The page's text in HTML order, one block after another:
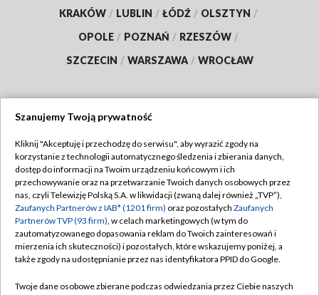
KRAKÓW / LUBLIN / ŁÓDŹ / OLSZTYN /
OPOLE / POZNAŃ / RZESZÓW /
SZCZECIN / WARSZAWA / WROCŁAW
TVP
Abonament TVP
Emisja w TVP
Centrum informacji TVP
Naziemna Telewizja Cyfrowa
Regulamin TVP
Polityka prywatności
Moje zgody
Pomoc
Szanujemy Twoją prywatność
Kliknij "Akceptuję i przechodzę do serwisu", aby wyrazić zgody na
korzystanie z technologii automatycznego śledzenia i zbierania danych,
dostęp do informacji na Twoim urządzeniu końcowym i ich
przechowywanie oraz na przetwarzanie Twoich danych osobowych przez
nas, czyli Telewizję Polską S.A. w likwidacji (zwaną dalej również „TVP”),
Zaufanych Partnerów z IAB* (1201 firm) oraz pozostałych Zaufanych
Partnerów TVP (93 firm), w celach marketingowych (w tym do
zautomatyzowanego dopasowania reklam do Twoich zainteresowań i
mierzenia ich skuteczności) i pozostałych, które wskazujemy poniżej, a
także zgody na udostępnianie przez nas identyfikatora PPID do Google.
Twoje dane osobowe zbierane podczas odwiedzania przez Ciebie naszych